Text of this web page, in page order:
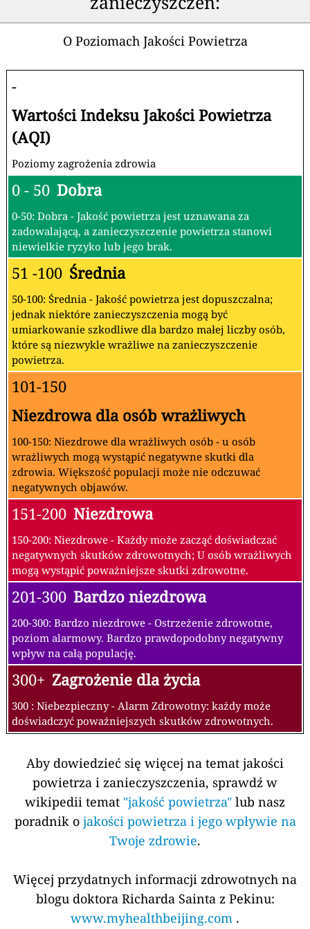
O Poziomach Jakości Powietrza
-
Wartości Indeksu Jakości Powietrza
(AQI)
Poziomy zagrożenia zdrowia
0 - 50 Dobra
0-50: Dobra - Jakość powietrza jest uznawana za
zadowalającą, a zanieczyszczenie powietrza stanowi
niewielkie ryzyko lub jego brak.
51 -100 Średnia
50-100: Średnia - Jakość powietrza jest dopuszczalna;
jednak niektóre zanieczyszczenia mogą być
umiarkowanie szkodliwe dla bardzo małej liczby osób,
które są niezwykle wrażliwe na zanieczyszczenie
powietrza.
101-150
Niezdrowa dla osób wrażliwych
100-150: Niezdrowe dla wrażliwych osób - u osób
wrażliwych mogą wystąpić negatywne skutki dla
zdrowia. Większość populacji może nie odczuwać
negatywnych objawów.
151-200 Niezdrowa
150-200: Niezdrowe - Każdy może zacząć doświadczać
negatywnych skutków zdrowotnych; U osób wrażliwych
mogą wystąpić poważniejsze skutki zdrowotne.
201-300 Bardzo niezdrowa
200-300: Bardzo niezdrowe - Ostrzeżenie zdrowotne,
poziom alarmowy. Bardzo prawdopodobny negatywny
wpływ na całą populację.
300+ Zagrożenie dla życia
300 : Niebezpieczny - Alarm Zdrowotny: każdy może
doświadczyć poważniejszych skutków zdrowotnych.
Aby dowiedzieć się więcej na temat jakości
powietrza i zanieczyszczenia, sprawdź w
wikipedii temat "jakość powietrza" lub nasz
poradnik o jakości powietrza i jego wpływie na
Twoje zdrowie.
Więcej przydatnych informacji zdrowotnych na
blogu doktora Richarda Sainta z Pekinu:
www.myhealthbeijing.com .